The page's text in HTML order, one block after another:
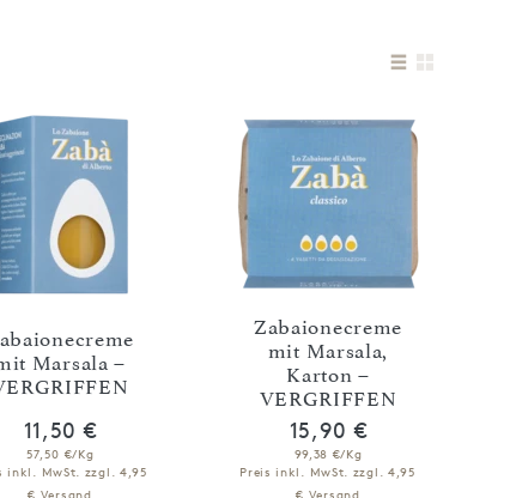
Marsala –
11,50 €
57,50 €/Kg
inkl. MwSt. zzgl. 4,95
€ Versand
Zabaionecreme
mit Marsala,
Karton –
VERGRIFFEN
15,90 €
99,38 €/Kg
Preis inkl. MwSt. zzgl. 4,95
€ Versand